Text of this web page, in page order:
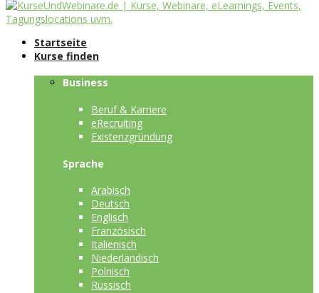
Startseite
Kurse finden
Business
Beruf & Karriere
eRecruiting
Existenzgründung
Sprache
Arabisch
Deutsch
Englisch
Französisch
Italienisch
Niederländisch
Polnisch
Russisch